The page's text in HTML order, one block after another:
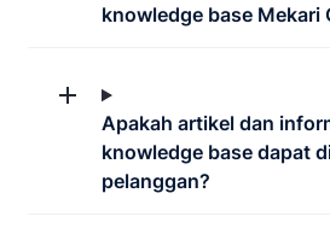
knowledge base Mekari
Apakah artikel dan
knowledge base dapat
pelanggan?